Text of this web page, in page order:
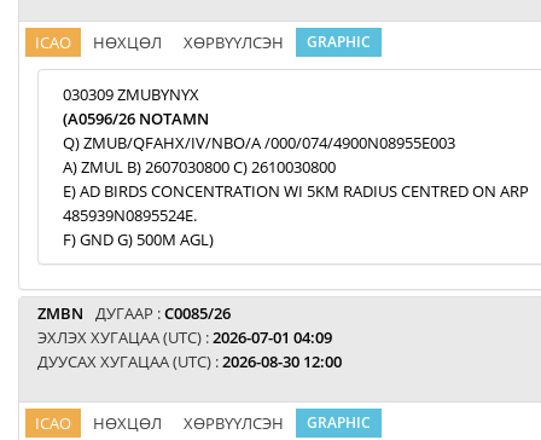
ICAO НӨХЦӨЛ ХӨРВҮҮЛСЭН GRAPHIC
030309 ZMUBYNYX
(A0596/26 NOTAMN
Q) ZMUB/QFAHX/IV/NBO/A /000/074/4900N08955E003
A) ZMUL B) 2607030800 C) 2610030800
E) AD BIRDS CONCENTRATION WI 5KM RADIUS CENTRED ON ARP
485939N0895524E.
F) GND G) 500M AGL)
ZMBN ДУГААР :C0085/26
ЭХЛЭХ ХУГАЦАА (UTC) :2026-07-01 04:09
ДУУСАХ ХУГАЦАА (UTC) :2026-08-30 12:00
ICAO НӨХЦӨЛ ХӨРВҮҮЛСЭН GRAPHIC